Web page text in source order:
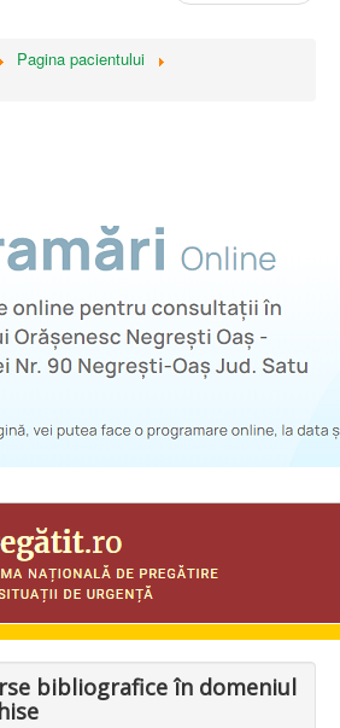
Pagina pacientului
bibliografice în domeniul